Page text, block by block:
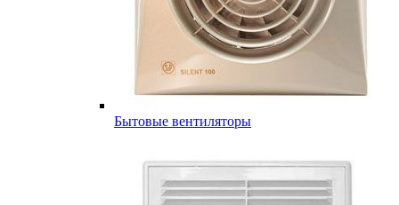
Бытовые вентиляторы